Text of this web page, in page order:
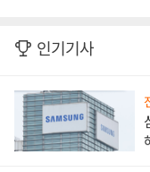
인기기사